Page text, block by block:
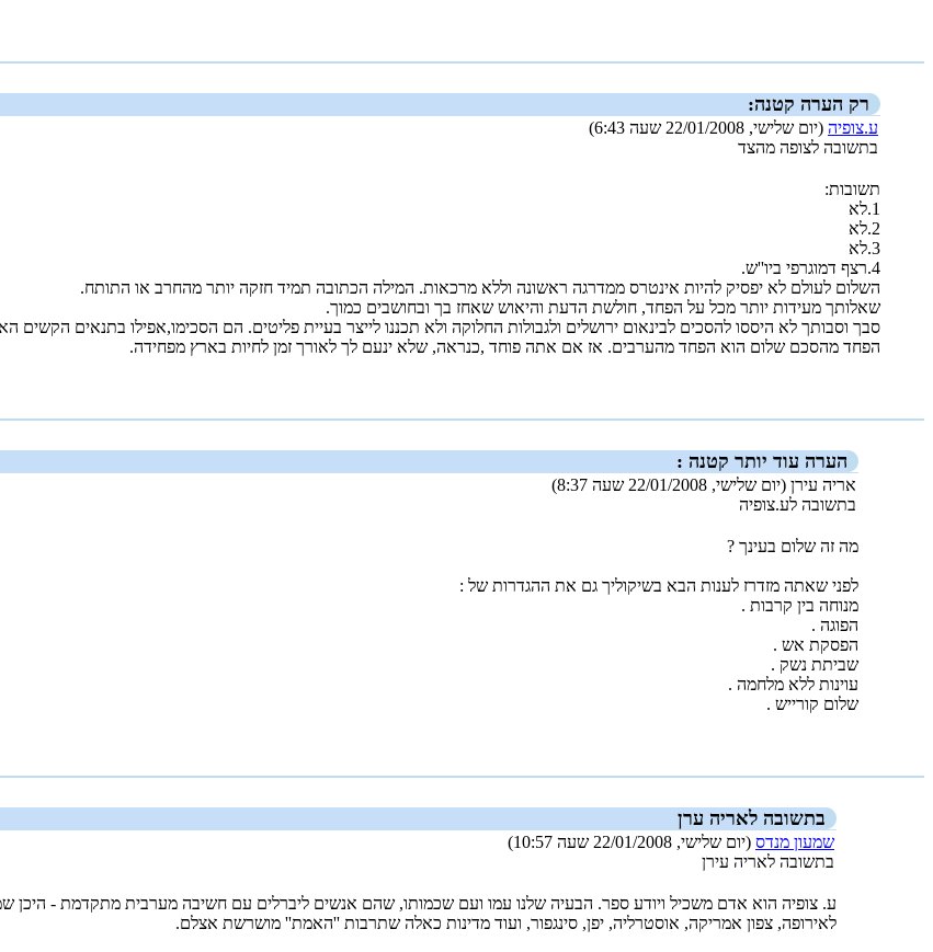
רק הערה קטנה:
ע.צופיה (יום שלישי, 22/01/2008 שעה 6:43)
בתשובה לצופה מהצד
תשובות:
1.לא
2.לא
3.לא
4.רצף דמוגרפי ביו''ש.
השלום לעולם לא יפסיק להיות אינטרס ממדרגה ראשונה וללא מרכאות. המילה הכתובה תמיד חזקה יותר מהחרב או התותח.
שאלותך מעידות יותר מכל על הפחד, חולשת הדעת והיאוש שאחז בך ובחושבים כמוך.
סבך וסבותך לא היססו להסכים לבינאום ירושלים ולגבולות החלוקה ולא תכננו לייצר בעיית פליטים. הם הסכימו,אפילו בתנאים
הפחד מהסכם שלום הוא הפחד מהערבים. אז אם אתה פוחד ,כנראה, שלא ינעם לך לאורך זמן לחיות בארץ מפחידה.
הערה עוד יותר קטנה :
אריה עירן (יום שלישי, 22/01/2008 שעה 8:37)
בתשובה לע.צופיה
מה זה שלום בעינך ?
לפני שאתה מזדרז לענות הבא בשיקוליך גם את ההגדרות של :
מנוחה בין קרבות .
הפוגה .
הפסקת אש .
שביתת נשק .
עוינות ללא מלחמה .
שלום קורייש .
בתשובה לאריה ערן
שמעון מנדס (יום שלישי, 22/01/2008 שעה 10:57)
בתשובה לאריה עירן
ע. צופיה הוא אדם משכיל ויודע ספר. הבעיה שלנו עמו ועם שכמותו, שהם אנשים ליברלים עם חשיבה מערבית מתקדמת - היכן
לאירופה, צפון אמריקה, אוסטרליה, יפן, סינגפור, ועוד מדינות כאלה שתרבות ''האמת'' מושרשת אצלם.